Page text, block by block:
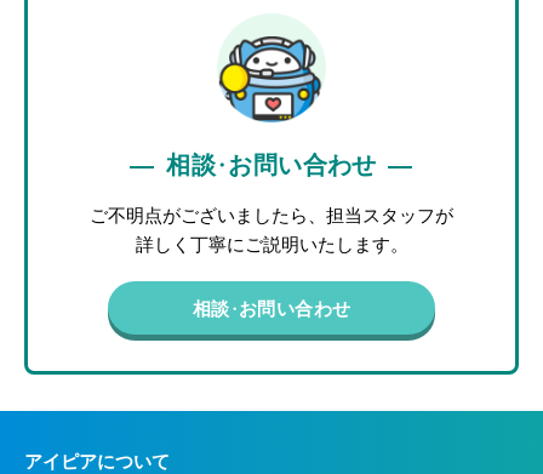
相談・お問い合わせ
ご不明点がございましたら、担当スタッフが
詳しく丁寧にご説明いたします。
相談・お問い合わせ
アイピアについて